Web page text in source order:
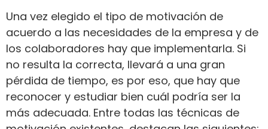
Una vez elegido el tipo de motivación de
acuerdo a las necesidades de la empresa y de
los colaboradores hay que implementarla. Si
no resulta la correcta, llevará a una gran
pérdida de tiempo, es por eso, que hay que
reconocer y estudiar bien cuál podría ser la
más adecuada. Entre todas las técnicas de